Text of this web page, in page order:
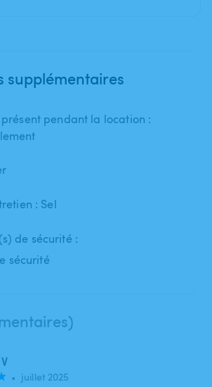
supplémentaires
pendant la location :
: Sel
de sécurité :
sécurité
• juillet 2025